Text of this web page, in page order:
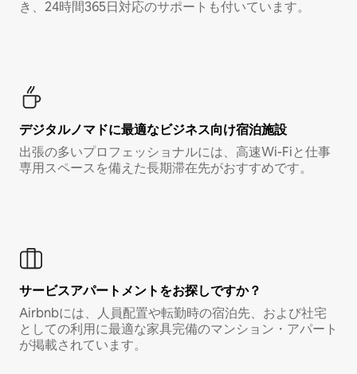
き、24時間365日対応のサポートも付いています。
デジタルノマド⁠に最⁠適⁠なビ⁠ジ⁠ネ⁠ス⁠向⁠け宿⁠泊⁠施⁠設
出張の多いプロフェッショナルには、高速Wi-Fiと仕事
専用スペースを備えた長期滞在先がおすすめです。
サービスアパートメントをお探しですか？
Airbnbには、人員配置や転勤時の宿泊先、および社宅
としての利用に最適な家具完備のマンション・アパート
が掲載されています。